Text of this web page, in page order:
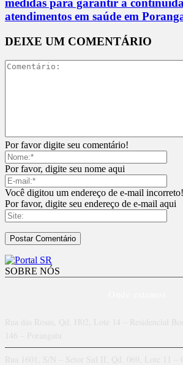
medidas para garantir a
atendimentos em saúde em
DEIXE UM COMENTÁRIO
Por favor digite seu comentário!
Por favor, digite seu nome aqui
Você digitou um endereço de e-mail incorreto!
Por favor, digite seu endereço de e-mail aqui
SOBRE NÓS